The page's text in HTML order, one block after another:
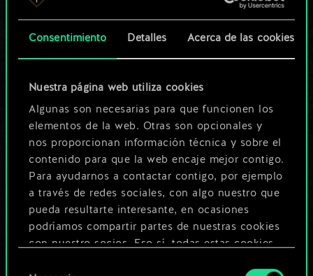
Consentimiento Detalles Acerca de las cookies
Nuestra página web utiliza cookies
Algunas son necesarias para que funcionen los
elementos de la web. Otras son opcionales y
nos proporcionan información técnica y sobre el
contenido para que la web encaje mejor contigo.
Para ayudarnos a contactar contigo, por ejemplo
a través de redes sociales, con algo nuestro que
pueda resultarte interesante, en ocasiones
podríamos compartir partes de nuestras cookies
con nuestro socios. Eso sí, todas estas cookies
cartas compartido.
¡Pero puede llegar a
Poner nombre a esta baraja y crear
una guía
Editar baraja
O
Explorar las barajas de la